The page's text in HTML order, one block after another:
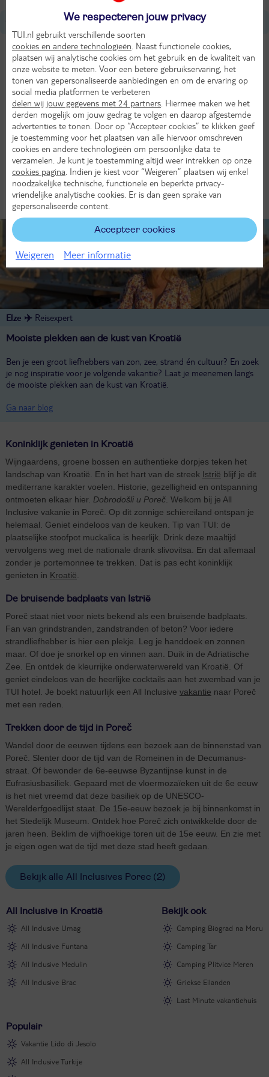
Tijdverschil met Nederland
Gelijk aan NL
Munteenheid
Euro
Taal
Kroatisch
Afstand tot Nederland
1100 km
Tip!
Elze ✈️ Reisexpert
Mooiste plekken aan de kust van Kroatië
Ben je een groot liefhebbers van zon, zee, strand én cultuur? En zoek
je nog inspiratie voor je volgende vakantie? Laat je meenemen langs
de mooiste plekken aan de kust van Kroatië.
Ga naar blog
Koninklijk genieten in Kroatië
Wijngaardens, groene bossen en authentieke dorpjes teken het
landschap van Kroatië. En in het hart van de streek Istrië blijf je dit
mediterrane karakter voelen. Historie, gezelligheid en ontspanning
ontmoeten elkaar hier. Dobrodošli u Poreč. Welkom bij je All
Inclusive vakanie in Poreč. Op dit zonnige schiereiland ontspan je
helemaal. Geniet eindeloos van de keuken. Tip van TUI: de
plaatselijke stoofpot muckalica is heerlijk. Drink deze maaltijd
vervolgens weg met de nationale drank slivovitsa. En dat allemaal
zonder je portemonnee te trekken. Dat is pas echt koninklijk
genieten in Kroatië
De bruisende badplaats van Istrië
Poreč staat niet voor niets bekend als een bruisende badplaats.
Fan van grindstranden, zandstranden of beton? Voor iedere
strandliefhebber is hier een plekje. Leg je handdoek en zonnen
maar. Of doe je snorkel op en vinnen aan. Duik in de Adriatische
Zee. En ontdek de kleurrijke onderwaterwereld van Kroatië. Of
geniet eindeloos van de heerlijke cocktails aan het zwembad van je
TUI hotel. Je boekt natuurlijk een All Inclusive vakantie naar Poreč
met een reden.
Trekken door de tijd in Poreč
Wandel door de eeuwen tijdens een bezoek aan de binnenstad van
Poreč. Slenter door de tijd van de Romeinen in de Decumanus-
straat. Of bewonder de 6e-eeuwse Byzantijnse kunst in de
Eufrasiusbasiliek. Gepaard met de vloermozaïeken uit de 6e eeuw
is het niet vreemd dat deze basiliek op de UNESCO-
Werelderfgoedlijst staat. De 15e-eeuw bezoek je bij binnenkomst in
het Stedelijk Museum. Ontdek hoe Poreč zich ontwikkelde door de
jaren heen. Beklim de vijfhoekige toren uit de 15e eeuw. En zie met
je eigen ogen wat de tijd met deze stad heeft gedaan.
Bekijk alle All Inclusives Porec (2)
All Inclusive in Kroatië
All Inclusive Umag
All Inclusive Funtana
All Inclusive Medulin
All Inclusive Brac
Bekijk ook
Camping Biograd na Moru
Camping Tar
Camping Plitvice Meren
Griekse Eilanden
Last Minute vakantiehuis
Populair
Vakantie Lido di Jesolo
All Inclusive Turkije
We respecteren jouw privacy
TUI.nl gebruikt verschillende soorten
cookies en andere technologieën . Naast functionele cookies,
plaatsen wij analytische cookies om het gebruik en de kwaliteit van
onze website te meten. Voor een betere gebruikservaring, het
tonen van gepersonaliseerde aanbiedingen en om de ervaring op
social media platformen te verbeteren
delen wij jouw gegevens met 24 partners . Hiermee maken we het
derden mogelijk om jouw gedrag te volgen en daarop afgestemde
advertenties te tonen. Door op “Accepteer cookies” te klikken geef
je toestemming voor het plaatsen van alle hiervoor omschreven
cookies en andere technologieën om persoonlijke data te
verzamelen. Je kunt je toestemming altijd weer intrekken op onze
cookies pagina . Indien je kiest voor “Weigeren” plaatsen wij enkel
noodzakelijke technische, functionele en beperkte privacy-
vriendelijke analytische cookies. Er is dan geen sprake van
gepersonaliseerde content.
Accepteer cookies
Weigeren Meer informatie